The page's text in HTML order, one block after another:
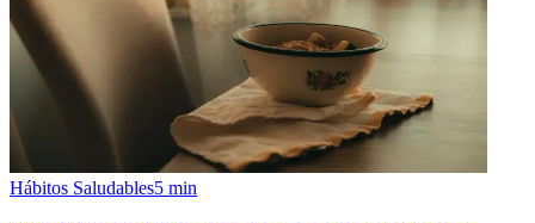
Hábitos Saludables5 min